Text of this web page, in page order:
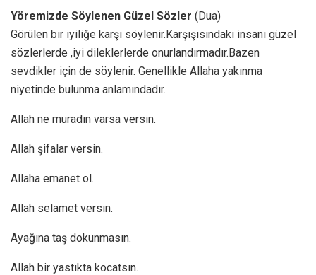
Yöremizde Söylenen Güzel Sözler (Dua)
Görülen bir iyiliğe karşı söylenir.Karşışısındaki insanı güzel
sözlerlerde ,iyi dileklerlerde onurlandırmadır.Bazen
sevdikler için de söylenir. Genellikle Allaha yakınma
niyetinde bulunma anlamındadır.
Allah ne muradın varsa versin.
Allah şifalar versin.
Allaha emanet ol.
Allah selamet versin.
Ayağına taş dokunmasın.
Allah bir yastıkta kocatsın.